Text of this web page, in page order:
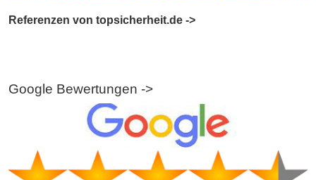
Referenzen von topsicherheit.de ->
Google Bewertungen ->